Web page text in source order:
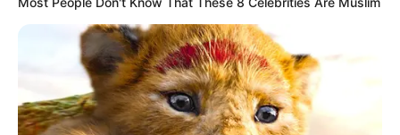
AHelyzet:Van!című műsorban Magyar Péter